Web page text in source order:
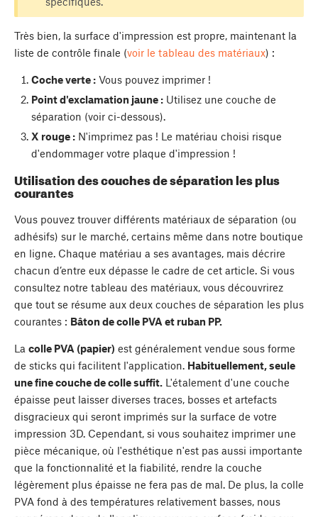
Très bien, la surface d'impression est propre, maintenant la
liste de contrôle finale (voir le tableau des matériaux) :
Coche verte :Vous pouvez imprimer !
Point d'exclamation jaune :Utilisez une couche de
séparation (voir ci-dessous).
X rouge :N'imprimez pas ! Le matériau choisi risque
d'endommager votre plaque d'impression !
Utilisation des couches de séparation les plus
courantes
Vous pouvez trouver différents matériaux de séparation (ou
adhésifs) sur le marché, certains même dans notre boutique
en ligne. Chaque matériau a ses avantages, mais décrire
chacun d’entre eux dépasse le cadre de cet article. Si vous
consultez notre tableau des matériaux, vous découvrirez
que tout se résume aux deux couches de séparation les plus
courantes : Bâton de colle PVA et ruban PP.
La colle PVA (papier) est généralement vendue sous forme
de sticks qui facilitent l'application. Habituellement, seule
une fine couche de colle suffit. L'étalement d'une couche
épaisse peut laisser diverses traces, bosses et artefacts
disgracieux qui seront imprimés sur la surface de votre
impression 3D. Cependant, si vous souhaitez imprimer une
pièce mécanique, où l'esthétique n'est pas aussi importante
que la fonctionnalité et la fiabilité, rendre la couche
légèrement plus épaisse ne fera pas de mal. De plus, la colle
PVA fond à des températures relativement basses, nous